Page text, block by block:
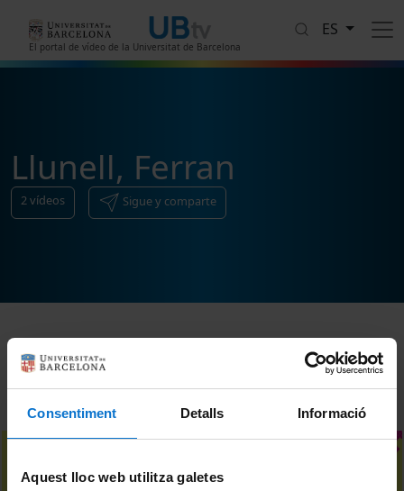
Consentiment Detalls Informació
Aquest lloc web utilitza galetes
El portal de vídeo de la Universitat de Barcelona
ES
Llunell, Ferran
2vídeos Sigue y comparte
Ordenar